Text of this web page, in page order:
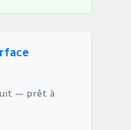
— prêt à